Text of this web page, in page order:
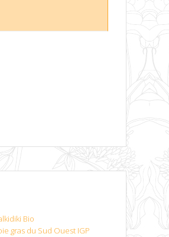
Bio
gras du Sud Ouest IGP